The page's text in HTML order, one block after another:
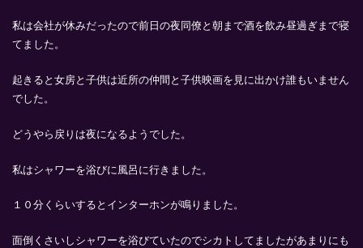
私は会社が休みだったので前日の夜同僚と朝まで酒を飲み昼過ぎまで寝
てました。
起きると女房と子供は近所の仲間と子供映画を見に出かけ誰もいません
でした。
どうやら戻りは夜になるようでした。
私はシャワーを浴びに風呂に行きました。
１０分くらいするとインターホンが鳴りました。
面倒くさいしシャワーを浴びていたのでシカトしてましたがあまりにも